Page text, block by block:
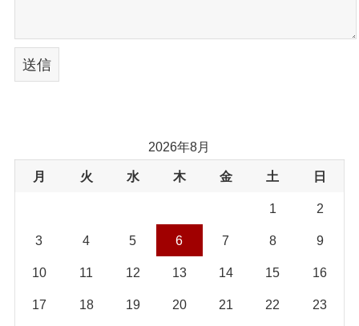
2026年8月
月 火 水 木 金 土 日
1 2
3 4 5 6 7 8 9
10 11 12 13 14 15 16
17 18 19 20 21 22 23